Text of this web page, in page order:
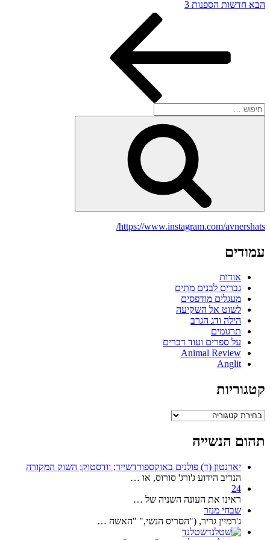
הפוסט
הבא חדשות הספנות 3
חפש:
https://www.instagram.com/avnershats/
עמודים
אודות
גברים לבנים מתים
מעגלים מודפסים
לשוט אל השקיעה
הילה ודג הגרב
תרגומים
על ספרים ועוד דברים
Animal Review
Anglit
קטגוריות
קטגוריות
תהום הנשייה
יארנטון (ד) פולנים באוקספורדשייר; וודסטוק; השוק המקורה
הנדיב הידוע ג'ורג' סורוס, או …
24
ראינו את העונה השניה של …
שבחי מנזר
ג'רמיין גריר, ("הסריס הנשי," "האשה …
שטלנד